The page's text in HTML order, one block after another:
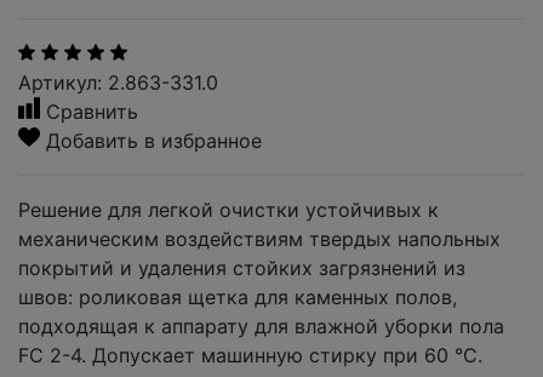
Артикул: 2.863-331.0
Сравнить
Добавить в избранное
Решение для легкой очистки устойчивых к
механическим воздействиям твердых напольных
покрытий и удаления стойких загрязнений из
швов: роликовая щетка для каменных полов,
подходящая к аппарату для влажной уборки пола
FC 2-4. Допускает машинную стирку при 60 °C.